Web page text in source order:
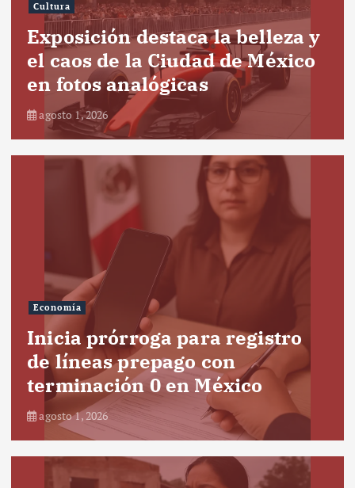
Cultura
Exposición destaca la belleza y
el caos de la Ciudad de México
en fotos analógicas
agosto 1, 2026
Economía
Inicia prórroga para registro
de líneas prepago con
terminación 0 en México
agosto 1, 2026